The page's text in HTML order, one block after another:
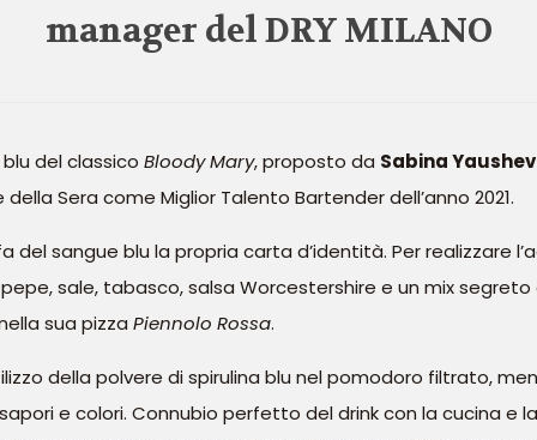
manager del DRY MILANO
del classico Bloody Mary, proposto da Sabina
Sera come Miglior Talento Bartender dell’anno 2021.
del sangue blu la propria carta d’identità. Per realizzare
sale, tabasco, salsa Worcestershire e un mix segreto
sua pizza Piennolo Rossa.
della polvere di spirulina blu nel pomodoro filtrato,
e colori. Connubio perfetto del drink con la cucina e la